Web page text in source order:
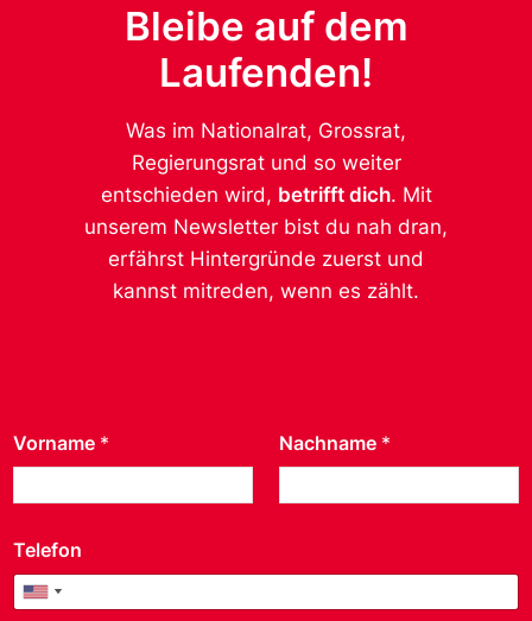
Bleibe auf dem
Laufenden!
Was im Nationalrat, Grossrat,
Regierungsrat und so weiter
entschieden wird, betrifft dich. Mit
unserem Newsletter bist du nah dran,
erfährst Hintergründe zuerst und
kannst mitreden, wenn es zählt.
Vorname * Nachname *
Telefon
United States +1
United States +1